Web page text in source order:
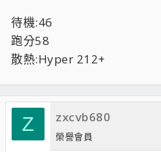
待機:46
跑分58
散熱:Hyper 212+
Z zxcvb680
榮譽會員